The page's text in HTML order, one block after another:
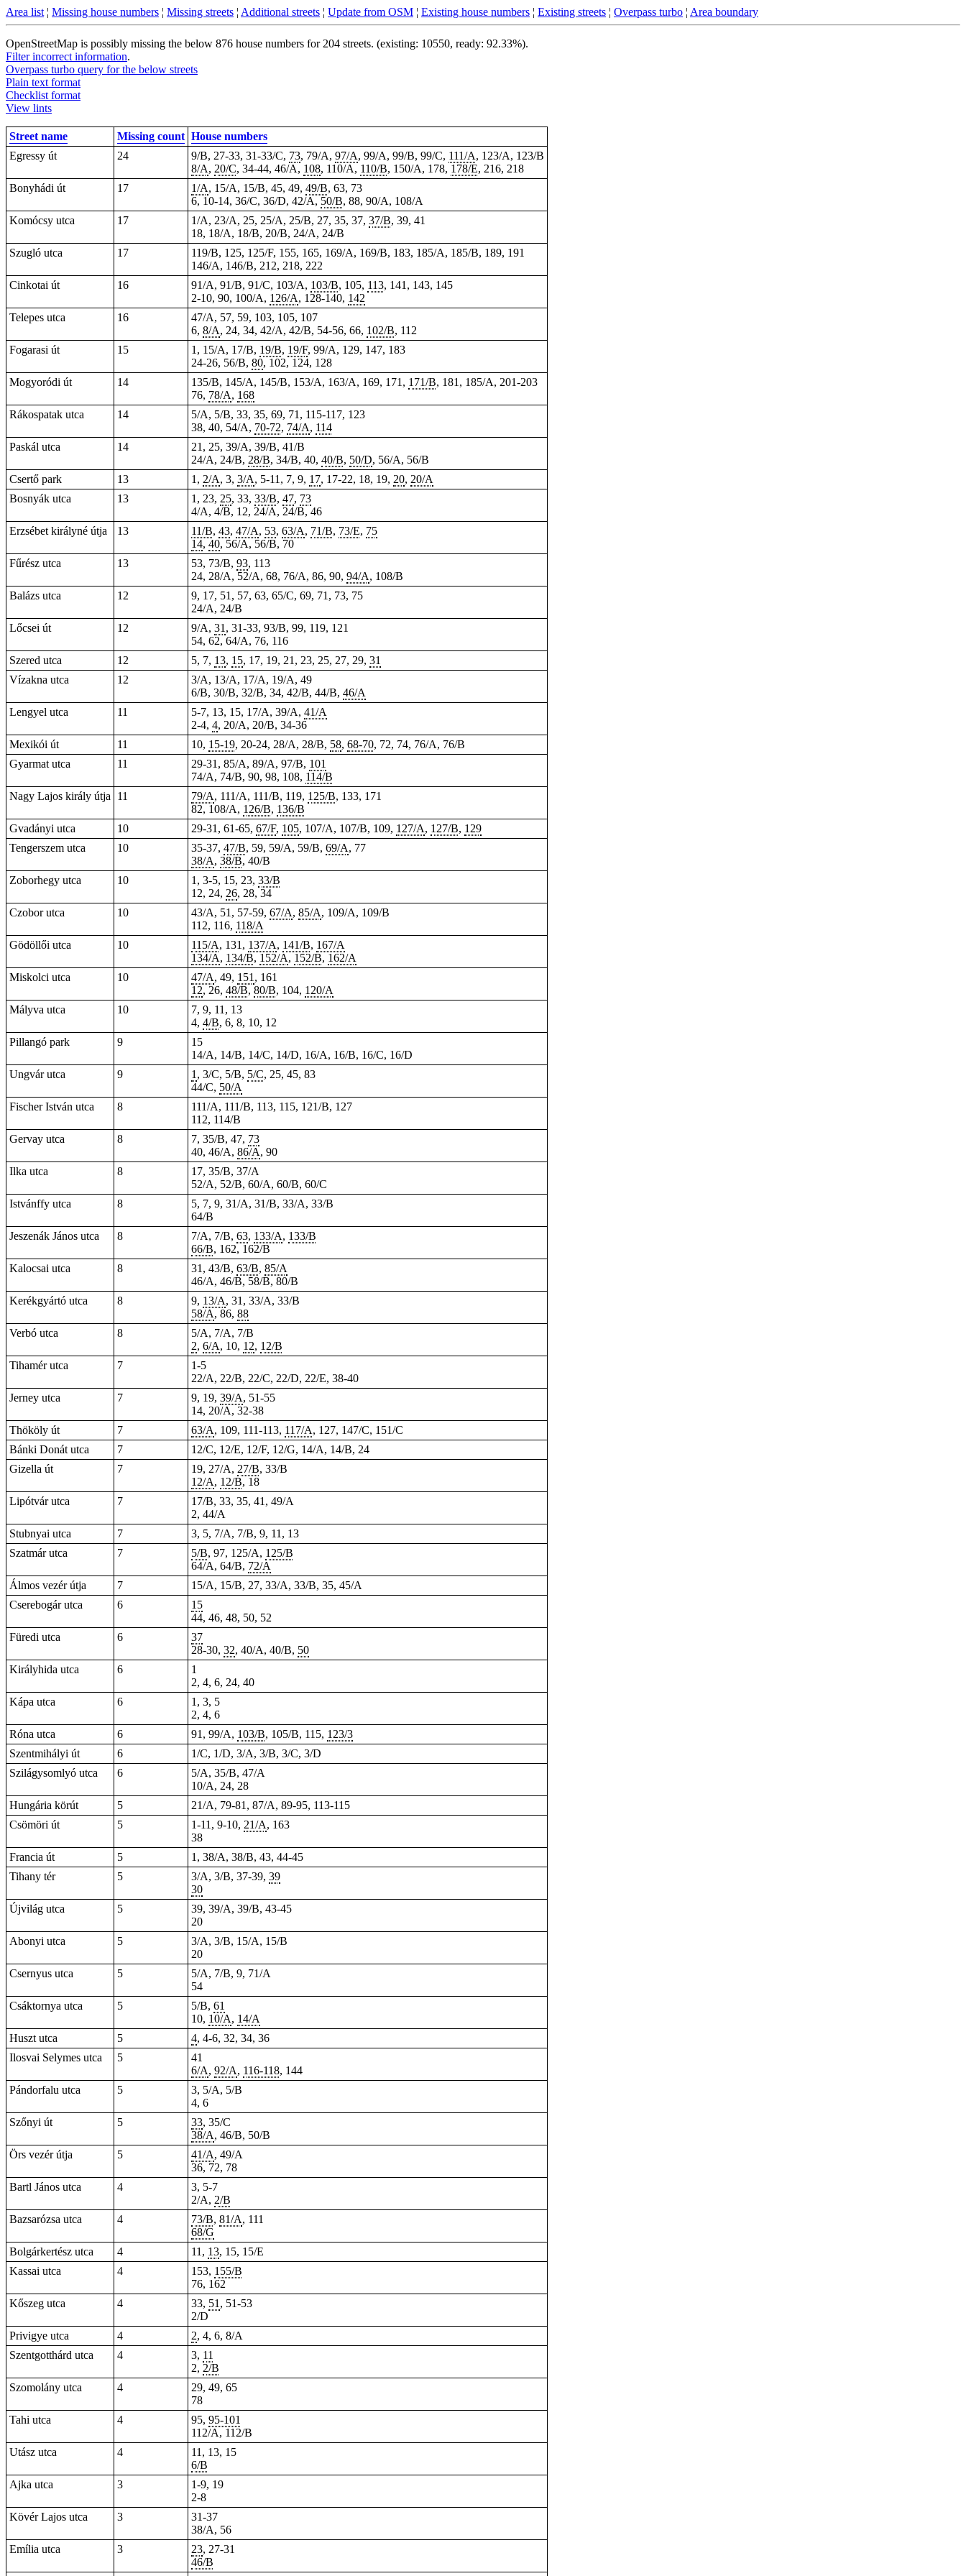
Area list ¦ Missing house numbers ¦ Missing streets ¦ Additional streets ¦ Update from OSM ¦ Existing house numbers ¦ Existing streets ¦ Overpass turbo ¦ Area boundary
OpenStreetMap is possibly missing the below 876 house numbers for 204 streets. (existing: 10550, ready: 92.33%).
Filter incorrect information.
Overpass turbo query for the below streets
Plain text format
Checklist format
View lints
Street name Missing count House numbers
Egressy út
24 9/B, 27-33, 31-33/C, 73, 79/A, 97/A, 99/A, 99/B, 99/C, 111/A, 123/A, 123/B
8/A, 20/C, 34-44, 46/A, 108, 110/A, 110/B, 150/A, 178, 178/E, 216, 218
Bonyhádi út
17 1/A, 15/A, 15/B, 45, 49, 49/B, 63, 73
6, 10-14, 36/C, 36/D, 42/A, 50/B, 88, 90/A, 108/A
Komócsy utca
17 1/A, 23/A, 25, 25/A, 25/B, 27, 35, 37, 37/B, 39, 41
18, 18/A, 18/B, 20/B, 24/A, 24/B
Szugló utca
17
119/B, 125, 125/F, 155, 165, 169/A, 169/B, 183, 185/A, 185/B, 189, 191
146/A, 146/B, 212, 218, 222
Cinkotai út
16 91/A, 91/B, 91/C, 103/A, 103/B, 105, 113, 141, 143, 145
2-10, 90, 100/A, 126/A, 128-140, 142
Telepes utca
16
47/A, 57, 59, 103, 105, 107
6, 8/A, 24, 34, 42/A, 42/B, 54-56, 66, 102/B, 112
Fogarasi út
15 1, 15/A, 17/B, 19/B, 19/F, 99/A, 129, 147, 183
24-26, 56/B, 80, 102, 124, 128
Mogyoródi út
14 135/B, 145/A, 145/B, 153/A, 163/A, 169, 171 , 171/B, 181, 185/A, 201-203
76, 78/A, 168
Rákospatak utca
14 5/A, 5/B, 33, 35, 69, 71 , 115-117, 123
38, 40, 54/A, 70-72, 74/A, 114
Paskál utca
14
21, 25, 39/A, 39/B, 41/B
24/A, 24/B, 28/B, 34/B, 40, 40/B, 50/D, 56/A, 56/B
Csertő park
13 1 , 2/A, 3, 3/A, 5-11, 7, 9, 17, 17-22, 18, 19, 20, 20/A
Bosnyák utca
13 1 , 23, 25, 33, 33/B, 47, 73
4/A, 4/B, 12, 24/A, 24/B, 46
Erzsébet királyné útja
13 11/B, 43, 47/A, 53, 63/A, 71/B, 73/E, 75
14, 40, 56/A, 56/B, 70
Fűrész utca
13 53, 73/B, 93, 113
24, 28/A, 52/A, 68, 76/A, 86, 90, 94/A, 108/B
Balázs utca
12 9, 17, 51, 57, 63, 65/C, 69, 71, 73, 75
24/A, 24/B
Lőcsei út
12 9/A, 31 , 31-33, 93/B, 99, 119, 121
54, 62, 64/A, 76, 116
Szered utca
12 5, 7, 13, 15, 17, 19, 21, 23, 25, 27, 29, 31
Vízakna utca
12
3/A, 13/A, 17/A, 19/A, 49
6/B, 30/B, 32/B, 34, 42/B, 44/B, 46/A
Lengyel utca
11 5-7, 13, 15, 17/A, 39/A, 41/A
2-4, 4, 20/A, 20/B, 34-36
Mexikói út
11 10, 15-19, 20-24, 28/A, 28/B, 58, 68-70, 72, 74, 76/A, 76/B
Gyarmat utca
11 29-31, 85/A, 89/A, 97/B, 101
74/A, 74/B, 90, 98, 108, 114/B
Nagy Lajos király útja
11 79/A, 111/A, 111/B, 119, 125/B, 133, 171
82, 108/A, 126/B, 136/B
Gvadányi utca
10 29-31, 61-65, 67/F, 105, 107/A, 107/B, 109, 127/A, 127/B, 129
Tengerszem utca
10 35-37, 47/B, 59, 59/A, 59/B, 69/A, 77
38/A, 38/B, 40/B
Zoborhegy utca
10 1, 3-5, 15, 23, 33/B
12, 24, 26, 28, 34
Czobor utca
10 43/A, 51, 57-59, 67/A, 85/A, 109/A, 109/B
112, 116, 118/A
Gödöllői utca
10 115/A, 131, 137/A, 141/B, 167/A
134/A, 134/B, 152/A, 152/B, 162/A
Miskolci utca
10 47/A, 49, 151 , 161
12, 26, 48/B, 80/B, 104, 120/A
Mályva utca
10
7, 9, 11, 13
4, 4/B, 6, 8, 10, 12
Pillangó park
9
15
14/A, 14/B, 14/C, 14/D, 16/A, 16/B, 16/C, 16/D
Ungvár utca
9 1 , 3/C, 5/B, 5/C, 25, 45, 83
44/C, 50/A
Fischer István utca
8 111/A, 111/B, 113, 115, 121/B, 127
112, 114/B
Gervay utca
8 7, 35/B, 47, 73
40, 46/A, 86/A, 90
Ilka utca
8
17, 35/B, 37/A
52/A, 52/B, 60/A, 60/B, 60/C
Istvánffy utca
8
5, 7, 9, 31/A, 31/B, 33/A, 33/B
64/B
Jeszenák János utca
8 7/A, 7/B, 63, 133/A, 133/B
66/B, 162, 162/B
Kalocsai utca
8 31, 43/B, 63/B, 85/A
46/A, 46/B, 58/B, 80/B
Kerékgyártó utca
8 9, 13/A, 31, 33/A, 33/B
58/A, 86, 88
Verbó utca
8
5/A, 7/A, 7/B
2, 6/A, 10, 12, 12/B
Tihamér utca
7
1-5
22/A, 22/B, 22/C, 22/D, 22/E, 38-40
Jerney utca
7 9, 19, 39/A, 51-55
14, 20/A, 32-38
Thököly út
7 63/A, 109, 111-113, 117/A, 127, 147/C, 151/C
Bánki Donát utca
7
12/C, 12/E, 12/F, 12/G, 14/A, 14/B, 24
Gizella út
7 19, 27/A, 27/B, 33/B
12/A, 12/B, 18
Lipótvár utca
7
17/B, 33, 35, 41, 49/A
2, 44/A
Stubnyai utca
7
3, 5, 7/A, 7/B, 9, 11, 13
Szatmár utca
7 5/B, 97, 125/A, 125/B
64/A, 64/B, 72/A
Álmos vezér útja
7
15/A, 15/B, 27, 33/A, 33/B, 35, 45/A
Cserebogár utca
6
15
44, 46, 48, 50, 52
Füredi utca
6
37
28-30, 32, 40/A, 40/B, 50
Királyhida utca
6
1
2, 4, 6, 24, 40
Kápa utca
6
1, 3, 5
2, 4, 6
Róna utca
6 91, 99/A, 103/B, 105/B, 115, 123/3
Szentmihályi út
6
1/C, 1/D, 3/A, 3/B, 3/C, 3/D
Szilágysomlyó utca
6
5/A, 35/B, 47/A
10/A, 24, 28
Hungária körút
5
21/A, 79-81, 87/A, 89-95, 113-115
Csömöri út
5 1-11, 9-10, 21/A, 163
38
Francia út
5
1, 38/A, 38/B, 43, 44-45
Tihany tér
5 3/A, 3/B, 37-39, 39
30
Újvilág utca
5 39, 39/A, 39/B, 43-45
20
Abonyi utca
5
3/A, 3/B, 15/A, 15/B
20
Csernyus utca
5
5/A, 7/B, 9, 71/A
54
Csáktornya utca
5 5/B, 61
10, 10/A, 14/A
Huszt utca
5 4, 4-6, 32, 34, 36
Ilosvai Selymes utca
5
41
6/A, 92/A, 116-118, 144
Pándorfalu utca
5
3, 5/A, 5/B
4, 6
Szőnyi út
5 33, 35/C
38/A, 46/B, 50/B
Örs vezér útja
5 41/A, 49/A
36, 72, 78
Bartl János utca
4
3, 5-7
2/A, 2/B
Bazsarózsa utca
4 73/B, 81/A, 111
68/G
Bolgárkertész utca
4 11, 13, 15, 15/E
Kassai utca
4 153, 155/B
76, 162
Kőszeg utca
4 33, 51 , 51-53
2/D
Privigye utca
4 2, 4, 6, 8/A
Szentgotthárd utca
4 3, 11
2, 2/B
Szomolány utca
4
29, 49, 65
78
Tahi utca
4 95, 95-101
112/A, 112/B
Utász utca
4
11, 13, 15
6/B
Ajka utca
3
1-9, 19
2-8
Kövér Lajos utca
3
31-37
38/A, 56
Emília utca
3 23, 27-31
46/B